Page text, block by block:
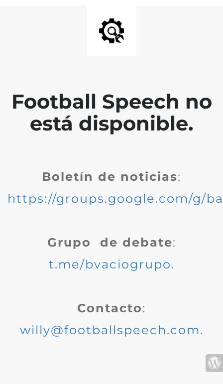
Football Speech no
está disponible.
Boletín de noticias:
https://groups.google.com/g/
Grupo de debate:
t.me/bvaciogrupo.
Contacto:
willy@footballspeech.com.